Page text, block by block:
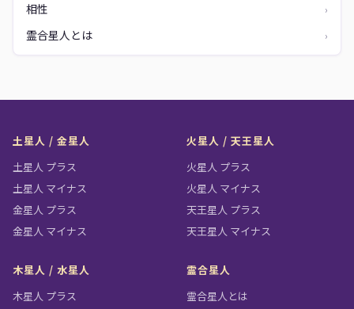
相性 ›
霊合星人とは ›
土星人 / 金星人
土星人 プラス
土星人 マイナス
金星人 プラス
金星人 マイナス
火星人 / 天王星人
火星人 プラス
火星人 マイナス
天王星人 プラス
天王星人 マイナス
木星人 / 水星人
木星人 プラス
霊合星人
霊合星人とは